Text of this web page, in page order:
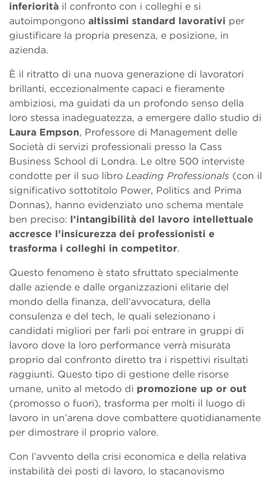
inferiorità il confronto con i colleghi e si
autoimpongono altissimi standard lavorativi per
giustificare la propria presenza, e posizione, in
azienda.
È il ritratto di una nuova generazione di lavoratori
brillanti, eccezionalmente capaci e fieramente
ambiziosi, ma guidati da un profondo senso della
loro stessa inadeguatezza, a emergere dallo studio di
Laura Empson, Professore di Management delle
Società di servizi professionali presso la Cass
Business School di Londra. Le oltre 500 interviste
condotte per il suo libro Leading Professionals (con il
significativo sottotitolo Power, Politics and Prima
Donnas), hanno evidenziato uno schema mentale
ben preciso: l’intangibilità del lavoro intellettuale
accresce l’insicurezza dei professionisti e
trasforma i colleghi in competitor.
Questo fenomeno è stato sfruttato specialmente
dalle aziende e dalle organizzazioni elitarie del
mondo della finanza, dell’avvocatura, della
consulenza e del tech, le quali selezionano i
candidati migliori per farli poi entrare in gruppi di
lavoro dove la loro performance verrà misurata
proprio dal confronto diretto tra i rispettivi risultati
raggiunti. Questo tipo di gestione delle risorse
umane, unito al metodo di promozione up or out
(promosso o fuori), trasforma per molti il luogo di
lavoro in un’arena dove combattere quotidianamente
per dimostrare il proprio valore.
Con l’avvento della crisi economica e della relativa
instabilità dei posti di lavoro, lo stacanovismo